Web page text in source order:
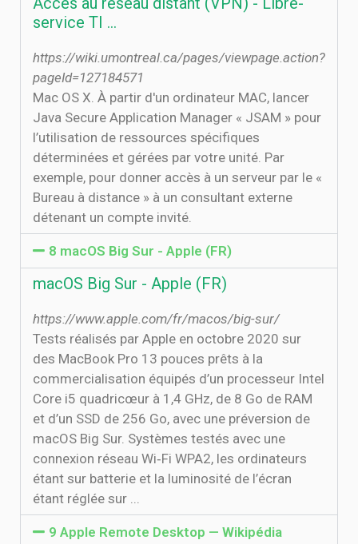
service TI ...
https://wiki.umontreal.ca/pages/viewpage.action?
pageId=127184571
Mac OS X. À partir d'un ordinateur MAC, lancer
Java Secure Application Manager « JSAM » pour
l’utilisation de ressources spécifiques
déterminées et gérées par votre unité. Par
exemple, pour donner accès à un serveur par le «
Bureau à distance » à un consultant externe
détenant un compte invité.
8 macOS Big Sur - Apple (FR)
macOS Big Sur - Apple (FR)
https://www.apple.com/fr/macos/big-sur/
Tests réalisés par Apple en octobre 2020 sur
des MacBook Pro 13 pouces prêts à la
commercialisation équipés d’un processeur Intel
Core i5 quadricœur à 1,4 GHz, de 8 Go de RAM
et d’un SSD de 256 Go, avec une préversion de
macOS Big Sur. Systèmes testés avec une
connexion réseau Wi‑Fi WPA2, les ordinateurs
étant sur batterie et la luminosité de l’écran
étant réglée sur ...
9 Apple Remote Desktop — Wikipédia